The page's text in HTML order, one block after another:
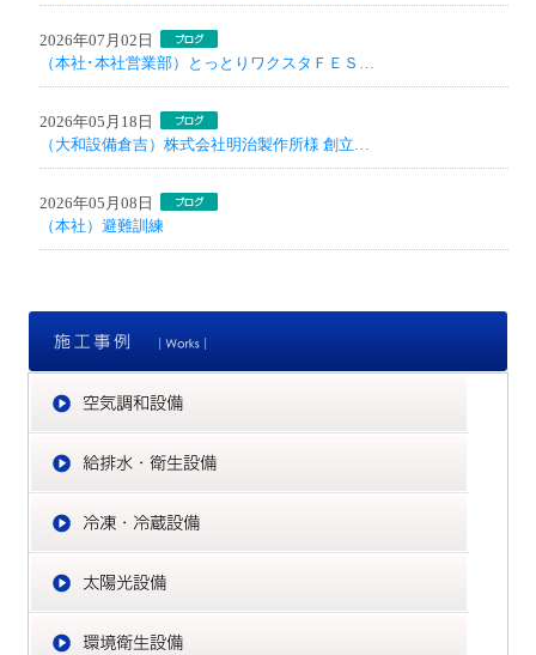
2026年07月02日
（本社･本社営業部）とっとりワクスタＦＥＳ…
2026年05月18日
（大和設備倉吉）株式会社明治製作所様 創立…
2026年05月08日
（本社）避難訓練